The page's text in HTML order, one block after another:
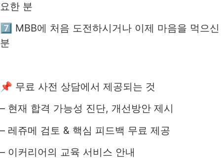
요한 분
7️⃣ MBB에 처음 도전하시거나 이제 마음을 먹으신
분
📌 무료 사전 상담에서 제공되는 것
– 현재 합격 가능성 진단, 개선방안 제시
– 레쥬메 검토 & 핵심 피드백 무료 제공
– 이커리어의 교육 서비스 안내